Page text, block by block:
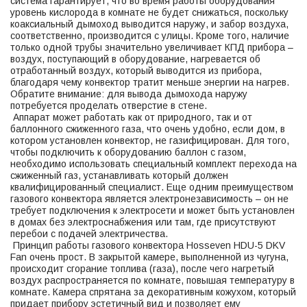
уровень кислорода в комнате не будет снижаться, поскольку
коаксиальный дымоход выводится наружу, и забор воздуха,
соответственно, производится с улицы. Кроме того, наличие
только одной трубы значительно увеличивает КПД прибора –
воздух, поступающий в оборудование, нагревается об
отработанный воздух, который выводится из прибора,
благодаря чему конвектор тратит меньше энергии на нагрев.
Обратите внимание: для вывода дымохода наружу
потребуется проделать отверстие в стене.
Аппарат может работать как от природного, так и от
баллонного сжиженного газа, что очень удобно, если дом, в
котором установлен конвектор, не газифицирован. Для того,
чтобы подключить к оборудованию баллон с газом,
необходимо использовать специальный комплект перехода на
сжиженный газ, устанавливать который должен
квалифицированный специалист. Еще одним преимуществом
газового конвектора является электронезависимость – он не
требует подключения к электросети и может быть установлен
в домах без электроснабжения или там, где присутствуют
перебои с подачей электричества.
Принцип работы газового конвектора Hosseven HDU-5 DKV
Fan очень прост. В закрытой камере, выполненной из чугуна,
происходит сгорание топлива (газа), после чего нагретый
воздух распространяется по комнате, повышая температуру в
комнате. Камера спрятана за декоративным кожухом, который
придает прибору эстетичный вид и позволяет ему